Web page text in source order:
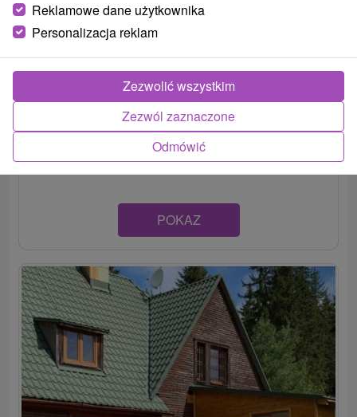
Chalupa u Cyráka Lúčky
Chalupa v nádhernom a pokojnom prostredí Liptova, v
obci Lúčky, ponúka ubytovanie zariadené v tradičnom
POKAZ
Reklamowe dane użytkownika
Personalizacja reklam
Odmówić
Zezwól zaznaczone
Zezwolić wszystkim